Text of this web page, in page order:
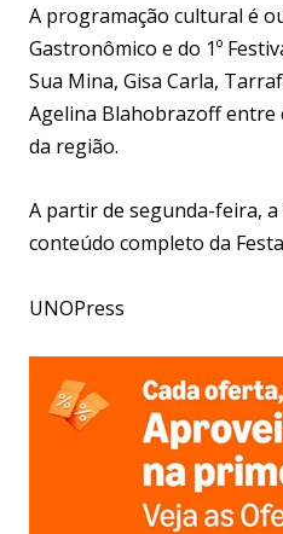
A programação cultural é
Gastronômico e do 1º
Sua Mina, Gisa Carla,
Agelina Blahobrazoff
da região.
A partir de segunda-feira,
conteúdo completo da
UNOPress